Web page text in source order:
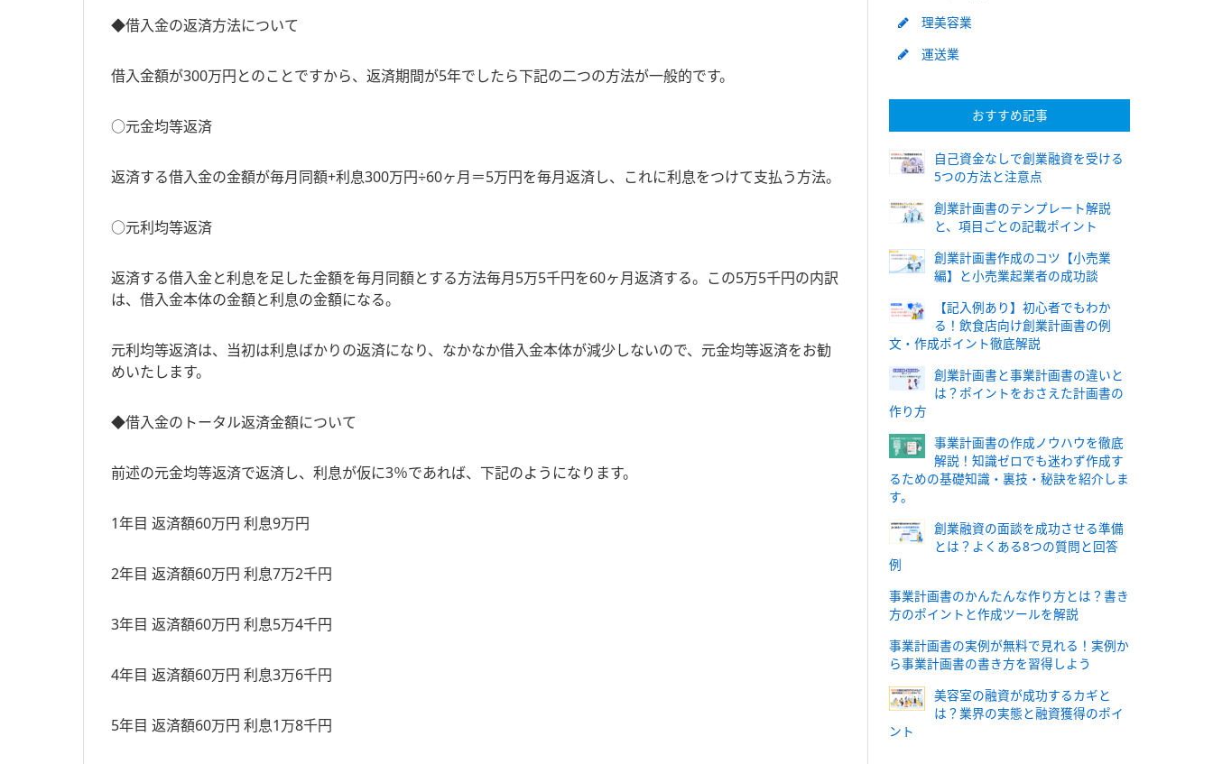
◆借入金の返済方法について
借入金額が300万円とのことですから、返済期間が5年でしたら下記の二つの方法が一般的です。
○元金均等返済
返済する借入金の金額が毎月同額+利息300万円÷60ヶ月＝5万円を毎月返済し、これに利息をつけて支払う方法。
○元利均等返済
返済する借入金と利息を足した金額を毎月同額とする方法毎月5万5千円を60ヶ月返済する。この5万5千円の内訳
は、借入金本体の金額と利息の金額になる。
元利均等返済は、当初は利息ばかりの返済になり、なかなか借入金本体が減少しないので、元金均等返済をお勧
めいたします。
◆借入金のトータル返済金額について
前述の元金均等返済で返済し、利息が仮に3％であれば、下記のようになります。
1年目 返済額60万円 利息9万円
2年目 返済額60万円 利息7万2千円
3年目 返済額60万円 利息5万4千円
4年目 返済額60万円 利息3万6千円
5年目 返済額60万円 利息1万8千円
理美容業
運送業
おすすめ記事
自己資金なしで創業融資を受ける
5つの方法と注意点
創業計画書のテンプレート解説
と、項目ごとの記載ポイント
創業計画書作成のコツ【小売業
編】と小売業起業者の成功談
【記入例あり】初心者でもわか
る！飲食店向け創業計画書の例
文・作成ポイント徹底解説
創業計画書と事業計画書の違いと
は？ポイントをおさえた計画書の
作り方
事業計画書の作成ノウハウを徹底
解説！知識ゼロでも迷わず作成す
るための基礎知識・裏技・秘訣を紹介しま
す。
創業融資の面談を成功させる準備
とは？よくある8つの質問と回答
例
事業計画書のかんたんな作り方とは？書き
方のポイントと作成ツールを解説
事業計画書の実例が無料で見れる！実例か
ら事業計画書の書き方を習得しよう
美容室の融資が成功するカギと
は？業界の実態と融資獲得のポイ
ント